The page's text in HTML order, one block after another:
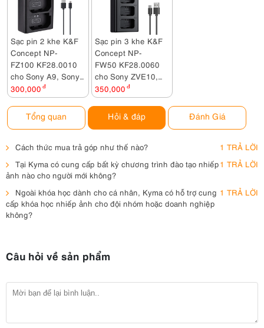
Sạc pin 2 khe K&F
Concept NP-
FZ100 KF28.0010
cho Sony A9, Sony
A7 MIII, A7RIII,
A7M3, A7CII, A7CR
300,000 đ
Sạc pin 3 khe K&F
Concept NP-
FW50 KF28.0060
cho Sony ZVE10,
A6400, NEX 3, NEX
5, NEX 6, NEX 7,
A6000, A5000,
A6300, A6500, A7
350,000 đ
Tổng quan Hỏi & đáp Đánh Giá
Cách thức mua trả góp như thế nào?
1 TRẢ LỜI
Tại Kyma có cung cấp bất kỳ chương trình đào tạo nhiếp
ảnh nào cho người mới không?
1 TRẢ LỜI
Ngoài khóa học dành cho cá nhân, Kyma có hỗ trợ cung
cấp khóa học nhiếp ảnh cho đội nhóm hoặc doanh nghiệp
không?
1 TRẢ LỜI
Câu hỏi về sản phẩm